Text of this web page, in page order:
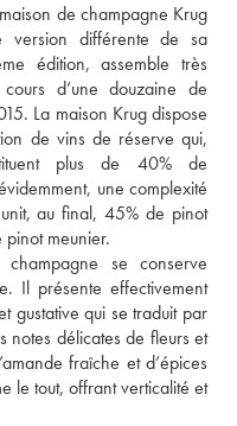
de champagne Krug
version différente de sa
édition, assemble très
d’une douzaine de
La maison Krug dispose
de vins de réserve qui,
plus de 40% de
une complexité
au final, 45% de pinot
meunier.
champagne se conserve
Il présente effectivement
gustative qui se traduit par
notes délicates de fleurs et
fraîche et d’épices
le tout, offrant verticalité et